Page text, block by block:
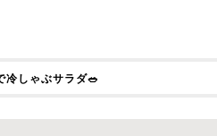
冷しゃぶサラダ🥗